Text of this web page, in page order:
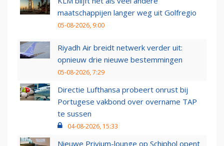
maatschappijen langer weg uit Golfregio
05-08-2026, 9:00
Riyadh Air breidt netwerk verder uit:
opnieuw drie nieuwe bestemmingen
05-08-2026, 7:29
Directie Lufthansa probeert onrust bij
Portugese vakbond over overname TAP
te sussen
04-08-2026, 15:33
Nieuwe Privium-lounge op Schiphol opent